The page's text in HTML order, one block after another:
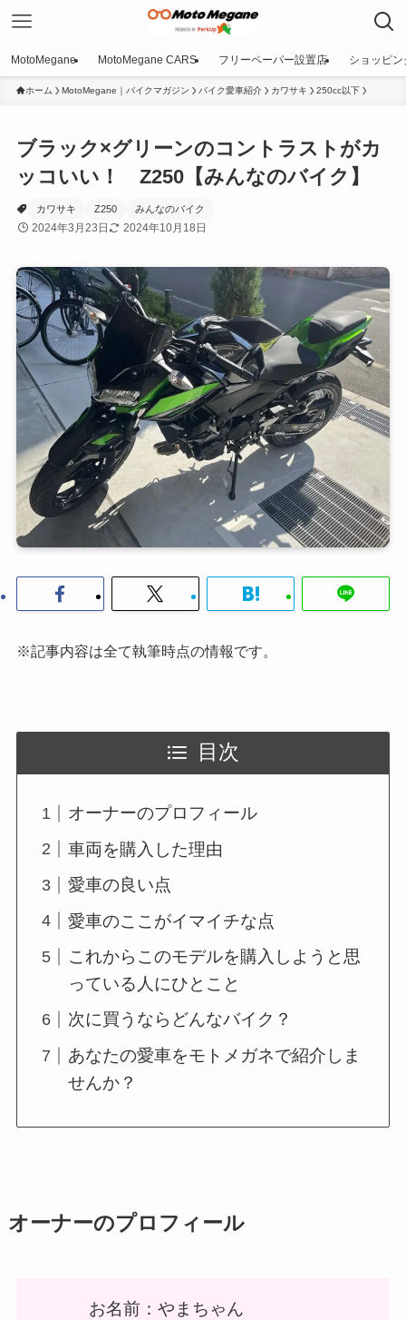
MotoMegane MotoMegane CARS フリーペーパー設置店 ショッピン
ホーム MotoMegane｜バイクマガジン バイク愛車紹介 カワサキ 250cc以下
ブラック×グリーンのコントラストがカ
ッコいい！ Z250【みんなのバイク】
カワサキ Z250 みんなのバイク
2024年3月23日 2024年10月18日
※記事内容は全て執筆時点の情報です。
目次
オーナーのプロフィール
車両を購入した理由
愛車の良い点
愛車のここがイマイチな点
これからこのモデルを購入しようと思
っている人にひとこと
次に買うならどんなバイク？
あなたの愛車をモトメガネで紹介しま
せんか？
オーナーのプロフィール
お名前：やまちゃん